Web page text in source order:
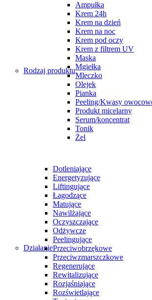
Rodzaj produktu
Ampułka
Krem 24h
Krem na dzień
Krem na noc
Krem pod oczy
Krem z filtrem UV
Maska
Mgiełka
Mleczko
Olejek
Pianka
Peeling/Kwasy
Produkt micelarny
Serum/koncentrat
Tonik
Żel
Działanie
Dotleniające
Energetyzujące
Liftingujące
Łagodzące
Matujące
Nawilżające
Oczyszczające
Odżywcze
Peelingujące
Przeciwobrzękowe
Przeciwzmarszczkowe
Regenerujące
Rewitalizujące
Rozjaśniające
Rozświetlające